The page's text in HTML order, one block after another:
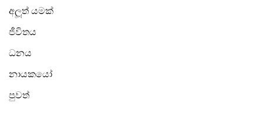
අලූත් යමක්
ජීවිතය
ධනය
නායකයෝ
පුවත්